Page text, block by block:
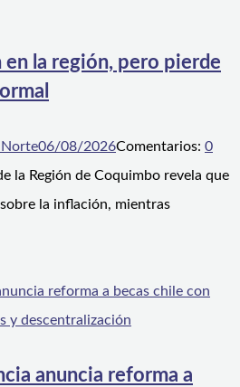
en la región, pero pierde
Norte06/08/2026Comentarios: 0
la Región de Coquimbo revela que
la inflación, mientras
anuncia reforma a